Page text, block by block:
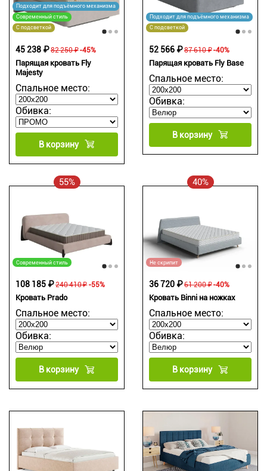
Подходит для подъёмного механизма
Современный стиль
С подсветкой
Парящая кровать Fly
Majesty
Спальное место:
Обивка:
82 250 ₽
45 238 ₽ -45%
В корзину
Подходит для подъёмного механизма
С подсветкой
Парящая кровать Fly Base
Спальное место:
Обивка:
87 610 ₽
52 566 ₽ -40%
В корзину
55%
Современный стиль
Кровать Prado
Спальное место:
Обивка:
240 410 ₽
108 185 ₽ -55%
В корзину
40%
Не скрипит
Кровать Binni на ножках
Спальное место:
Обивка:
61 200 ₽
36 720 ₽ -40%
В корзину